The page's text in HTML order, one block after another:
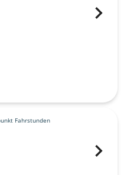
Fahrstunden